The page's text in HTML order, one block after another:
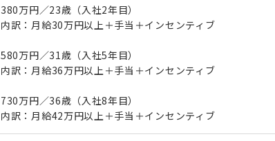
380万円／23歳（入社2年目）
内訳：月給30万円以上＋手当＋インセンティブ
580万円／31歳（入社5年目）
内訳：月給36万円以上＋手当＋インセンティブ
730万円／36歳（入社8年目）
内訳：月給42万円以上＋手当＋インセンティブ